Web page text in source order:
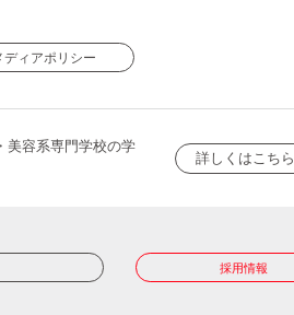
ディアポリシー
美容系専門学校の学
詳しくはこちら
採用情報